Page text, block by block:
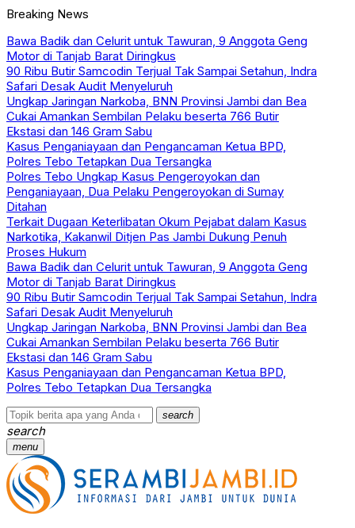
Breaking News
Bawa Badik dan Celurit untuk Tawuran, 9 Anggota Geng
Motor di Tanjab Barat Diringkus
90 Ribu Butir Samcodin Terjual Tak Sampai Setahun, Indra
Safari Desak Audit Menyeluruh
Ungkap Jaringan Narkoba, BNN Provinsi Jambi dan Bea
Cukai Amankan Sembilan Pelaku beserta 766 Butir
Ekstasi dan 146 Gram Sabu
Kasus Penganiayaan dan Pengancaman Ketua BPD,
Polres Tebo Tetapkan Dua Tersangka
Polres Tebo Ungkap Kasus Pengeroyokan dan
Penganiayaan, Dua Pelaku Pengeroyokan di Sumay
Ditahan
Terkait Dugaan Keterlibatan Okum Pejabat dalam Kasus
Narkotika, Kakanwil Ditjen Pas Jambi Dukung Penuh
Proses Hukum
Bawa Badik dan Celurit untuk Tawuran, 9 Anggota Geng
Motor di Tanjab Barat Diringkus
90 Ribu Butir Samcodin Terjual Tak Sampai Setahun, Indra
Safari Desak Audit Menyeluruh
Ungkap Jaringan Narkoba, BNN Provinsi Jambi dan Bea
Cukai Amankan Sembilan Pelaku beserta 766 Butir
Ekstasi dan 146 Gram Sabu
Kasus Penganiayaan dan Pengancaman Ketua BPD,
Polres Tebo Tetapkan Dua Tersangka
search
search
menu